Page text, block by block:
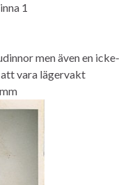
1
men även en icke-
vara lägervakt